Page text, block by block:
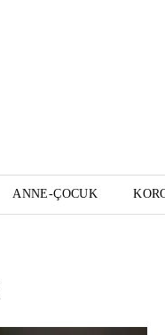
ANNE-ÇOCUK